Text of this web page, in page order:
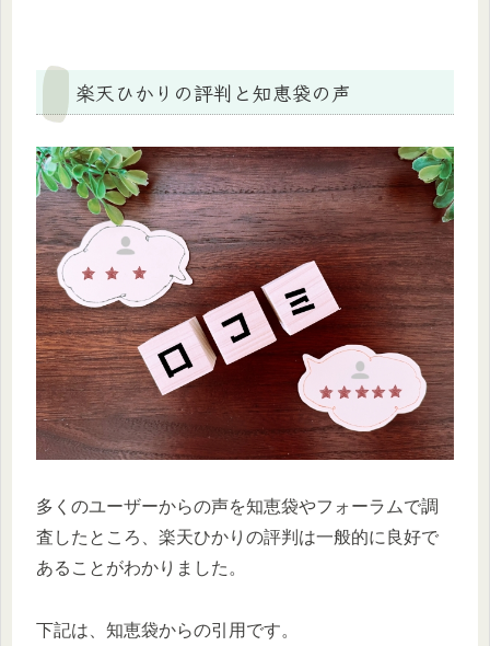
楽天ひかりの評判と知恵袋の声
多くのユーザーからの声を知恵袋やフォーラムで調
査したところ、楽天ひかりの評判は一般的に良好で
あることがわかりました。
下記は、知恵袋からの引用です。